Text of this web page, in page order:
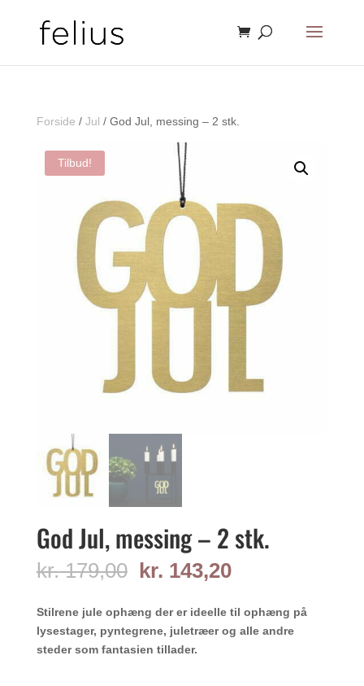
Forside / Jul / God Jul, messing – 2 stk.
Tilbud!
God Jul, messing – 2 stk.
kr.179,00 Den
oprindelige
pris
var:
kr. 179,00.
kr. 143,20Den
pris
er:
kr. 143,20.
Stilrene jule ophæng der er ideelle til ophæng på
lysestager, pyntegrene, juletræer og alle andre
steder som fantasien tillader.